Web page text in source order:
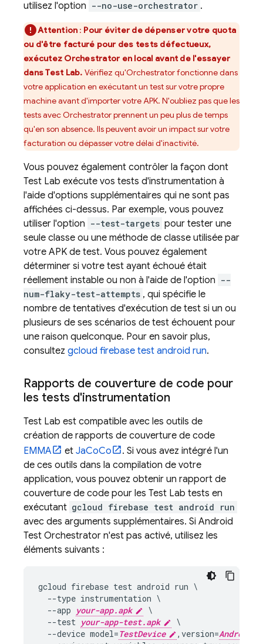
utilisez l'option --no-use-orchestrator .
Attention : Pour éviter de dépenser votre quota
ou d'être facturé pour des tests défectueux,
exécutez Orchestrator en local avant de l'essayer
dansTest Lab. Vérifiez qu'Orchestrator fonctionne dans
votre application en exécutant un test sur votre propre
machine avant d'importer votre APK. N'oubliez pas que les
tests avec Orchestrator prennent un peu plus de temps
qu'en son absence. Ils peuvent avoir un impact sur votre
facturation ou dépasser votre délai d'inactivité.
Vous pouvez également contrôler la façon dont
Test Lab exécute vos tests d'instrumentation à
l'aide d'options supplémentaires qui ne sont pas
affichées ci-dessus. Par exemple, vous pouvez
utiliser l'option --test-targets pour tester une
seule classe ou une méthode de classe utilisée par
votre APK de test. Vous pouvez également
déterminer si votre test ayant échoué était
réellement instable ou non à l'aide de l'option --
num-flaky-test-attempts , qui spécifie le
nombre de tentatives d'exécution de test si un ou
plusieurs de ses scénarios de test échouent pour
une raison quelconque. Pour en savoir plus,
consultez gcloud firebase test android run.
Rapports de couverture de code pour
les tests d'instrumentation
Test Lab est compatible avec les outils de
création de rapports de couverture de code
EMMA
et JaCoCo
. Si vous avez intégré l'un
de ces outils dans la compilation de votre
application, vous pouvez obtenir un rapport de
couverture de code pour les Test Lab tests en
exécutant gcloud firebase test android run
avec des arguments supplémentaires. Si Android
Test Orchestrator n'est pas activé, utilisez les
éléments suivants :
gcloud firebase test android run \
  --type instrumentation \
  --app
your-app.apk
\
  --test
your-app-test.apk
\
  --device model=
TestDevice ,version=